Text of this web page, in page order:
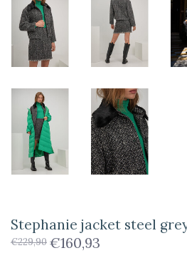
Stephanie jacket steel
€229,90 €160,93